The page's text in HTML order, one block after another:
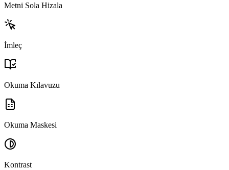
Metni Sola Hizala
İmleç
Okuma Kılavuzu
Okuma Maskesi
Kontrast